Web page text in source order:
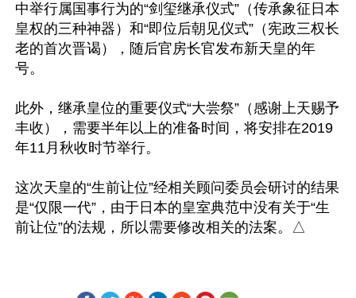
中举行属国事行为的“剑玺继承仪式”（传承象征日本
皇权的三种神器）和“即位后朝见仪式”（宪政三权长
老的首次晋谒），随后官房长官发布新天皇的年
号。
此外，继承皇位的重要仪式“大尝祭”（感谢上天赐予
丰收），需要半年以上的准备时间，将安排在2019
年11月秋收时节举行。
这次天皇的“生前让位”经相关顾问委员会研讨的结果
是“仅限一代”，由于日本的皇室典范中没有关于“生